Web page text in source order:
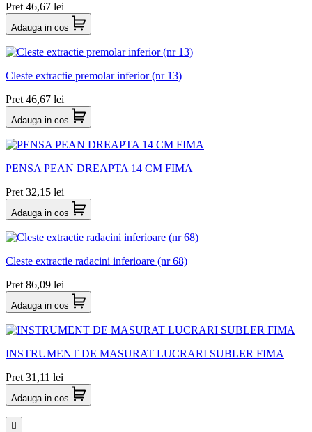
Pret 46,67 lei
Adauga in cos
Cleste extractie premolar inferior (nr 13)
Pret 46,67 lei
Adauga in cos
PENSA PEAN DREAPTA 14 CM FIMA
Pret 32,15 lei
Adauga in cos
Cleste extractie radacini inferioare (nr 68)
Pret 86,09 lei
Adauga in cos
INSTRUMENT DE MASURAT LUCRARI SUBLER FIMA
Pret 31,11 lei
Adauga in cos
